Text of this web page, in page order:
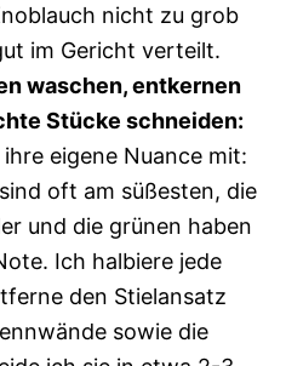
nicht zu grob
im Gericht verteilt.
waschen, entkernen
Stücke schneiden:
eigene Nuance mit:
oft am süßesten, die
und die grünen haben
Ich halbiere jede
den Stielansatz
sowie die